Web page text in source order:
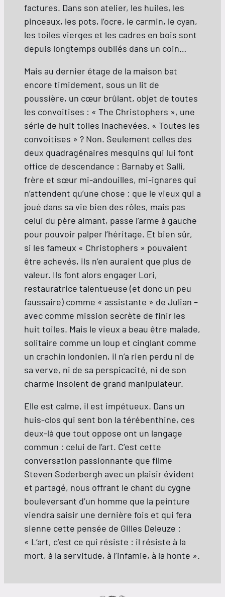
factures. Dans son atelier, les huiles, les
pinceaux, les pots, l’ocre, le carmin, le cyan,
les toiles vierges et les cadres en bois sont
depuis longtemps oubliés dans un coin…
Mais au dernier étage de la maison bat
encore timidement, sous un lit de
poussière, un cœur brûlant, objet de toutes
les convoitises : « The Christophers », une
série de huit toiles inachevées. « Toutes les
convoitises » ? Non. Seulement celles des
deux quadragénaires mesquins qui lui font
office de descendance : Barnaby et Salli,
frère et sœur mi-andouilles, mi-ignares qui
n’attendent qu’une chose : que le vieux qui a
joué dans sa vie bien des rôles, mais pas
celui du père aimant, passe l’arme à gauche
pour pouvoir palper l’héritage. Et bien sûr,
si les fameux « Christophers » pouvaient
être achevés, ils n’en auraient que plus de
valeur. Ils font alors engager Lori,
restauratrice talentueuse (et donc un peu
faussaire) comme « assistante » de Julian –
avec comme mission secrète de finir les
huit toiles. Mais le vieux a beau être malade,
solitaire comme un loup et cinglant comme
un crachin londonien, il n’a rien perdu ni de
sa verve, ni de sa perspicacité, ni de son
charme insolent de grand manipulateur.
Elle est calme, il est impétueux. Dans un
huis-clos qui sent bon la térébenthine, ces
deux-là que tout oppose ont un langage
commun : celui de l’art. C’est cette
conversation passionnante que filme
Steven Soderbergh avec un plaisir évident
et partagé, nous offrant le chant du cygne
bouleversant d’un homme que la peinture
viendra saisir une dernière fois et qui fera
sienne cette pensée de Gilles Deleuze :
« L’art, c’est ce qui résiste : il résiste à la
mort, à la servitude, à l’infamie, à la honte ».